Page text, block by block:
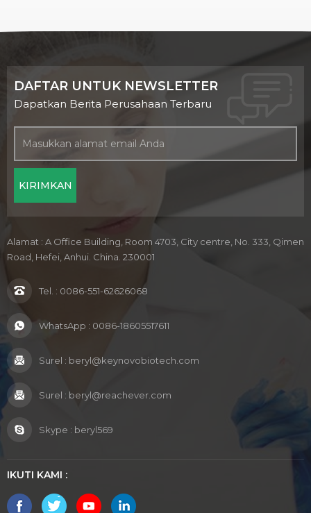
DAFTAR UNTUK NEWSLETTER
Dapatkan Berita Perusahaan Terbaru
Alamat : A Office Building, Room 4703, City centre, No. 333, Qimen
Road, Hefei, Anhui. China. 230001
Tel. : 0086-551-62626068
WhatsApp : 0086-18605517611
Surel : beryl@keynovobiotech.com
Surel : beryl@reachever.com
Skype : beryl569
IKUTI KAMI :